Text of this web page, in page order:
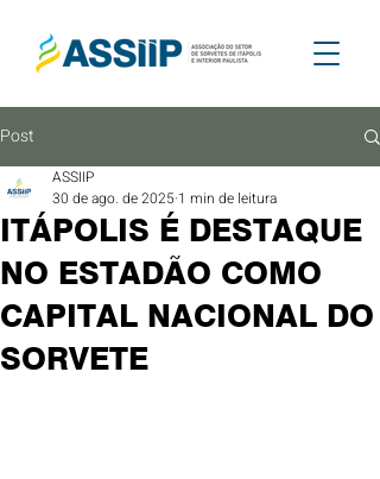
Post
ITÁPOLIS É DESTAQUE
NO ESTADÃO COMO
CAPITAL NACIONAL DO
SORVETE
ASSIIP
30 de ago. de 2025 1 min de leitura